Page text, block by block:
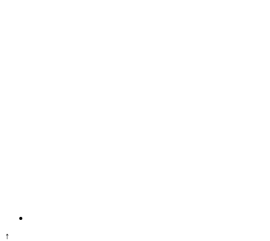
↑